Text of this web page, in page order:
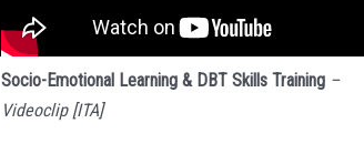
Socio-Emotional Learning & DBT Skills Training –
Videoclip [ITA]